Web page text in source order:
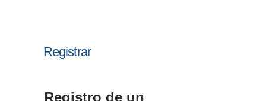
Registrar
Registro de un